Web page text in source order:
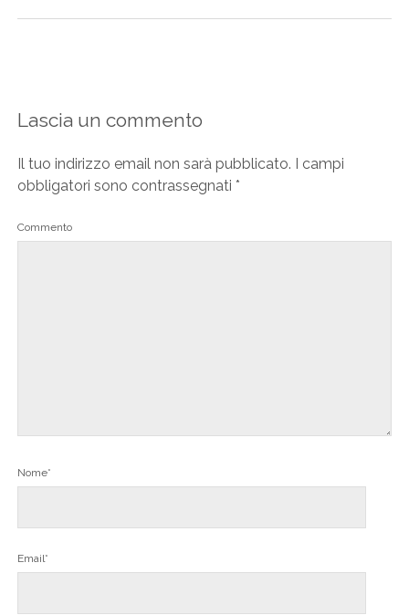
Lascia un commento
Il tuo indirizzo email non sarà pubblicato. I campi
obbligatori sono contrassegnati *
Commento
Nome*
Email*